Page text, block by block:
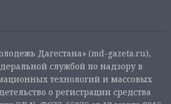
Дагестана» (md-gazeta.ru),
службой по надзору в
технологий и массовых
о регистрации средства